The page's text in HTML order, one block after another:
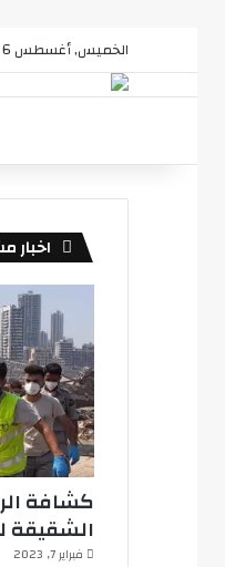
الخميس, أغسطس 6 2026
اخبار
كشافة
الشقيقة
فبراير 7, 2023